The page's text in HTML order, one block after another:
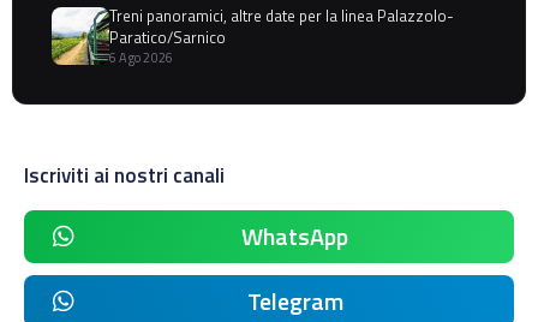
Treni panoramici, altre date per la linea Palazzolo-
Paratico/Sarnico
6 Ago 2026
Iscriviti ai nostri canali
WhatsApp
Telegram